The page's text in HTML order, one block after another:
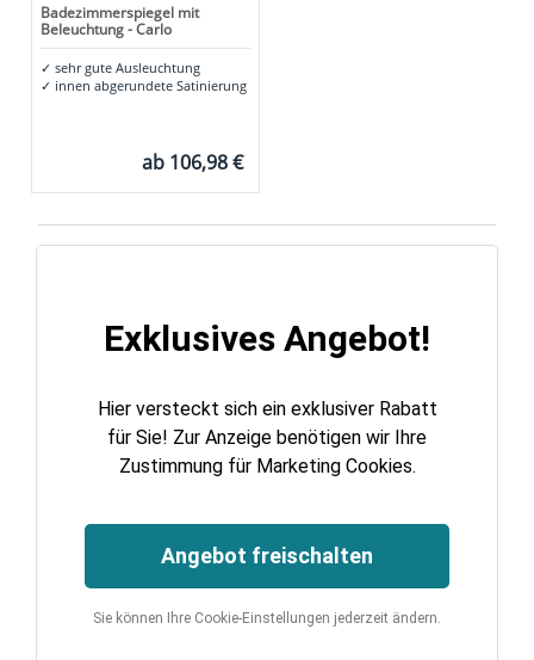
Badezimmerspiegel mit
Beleuchtung - Carlo
✓ sehr gute Ausleuchtung
✓ innen abgerundete Satinierung
ab 106,98 €
Exklusives Angebot!
Hier versteckt sich ein exklusiver Rabatt
für Sie! Zur Anzeige benötigen wir Ihre
Zustimmung für Marketing Cookies.
Angebot freischalten
Sie können Ihre Cookie-Einstellungen jederzeit ändern.